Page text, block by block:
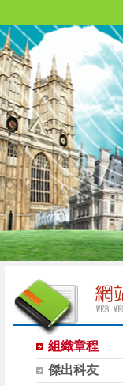
組織章程
傑出科友